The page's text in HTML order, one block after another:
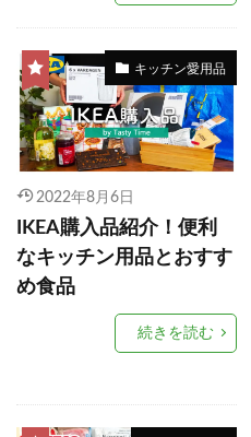
キッチン愛用品
2022年8月6日
IKEA購入品紹介！便利
なキッチン用品とおすす
め食品
続きを読む